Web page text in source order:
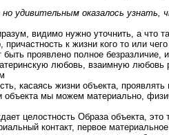
удивительным оказалось узнать,
видимо нужно уточнить, а что
причастность к жизни кого то или чего
проявлено полное
любовь, взаимную любовь
касаясь жизни объекта,
объекта мы можем материально,
целостность Образа объекта,
контакт, первое